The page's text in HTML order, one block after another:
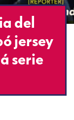
del
jersey
serie